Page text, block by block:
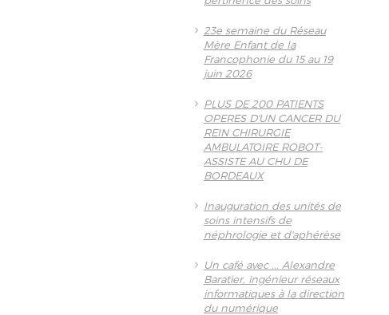
23e semaine du Réseau
Mère Enfant de la
Francophonie du 15 au 19
juin 2026
PLUS DE 200 PATIENTS
OPERES D'UN CANCER DU
REIN CHIRURGIE
AMBULATOIRE ROBOT-
ASSISTE AU CHU DE
BORDEAUX
Inauguration des unités de
soins intensifs de
néphrologie et d'aphérèse
Un café avec ... Alexandre
Baratier, ingénieur réseaux
informatiques à la direction
du numérique